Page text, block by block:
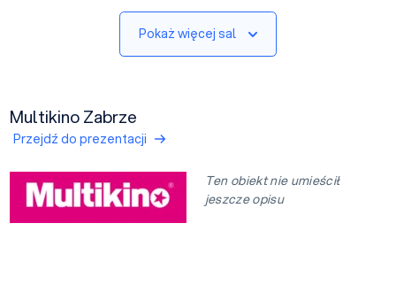
Pokaż więcej sal
Multikino Zabrze
Przejdź do prezentacji
Ten obiekt nie umieścił
jeszcze opisu